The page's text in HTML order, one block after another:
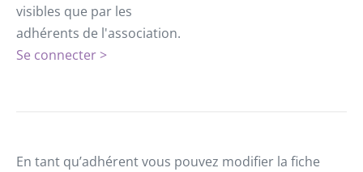
visibles que par les
adhérents de l'association.
Se connecter >
En tant qu’adhérent vous pouvez modifier la fiche